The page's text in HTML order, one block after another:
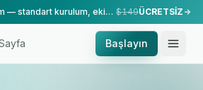
Sizin için yapılmış kurulum — standart kurulum, ekibimiz tarafından yapılır. $149ÜCRETSİZ
Başlayın